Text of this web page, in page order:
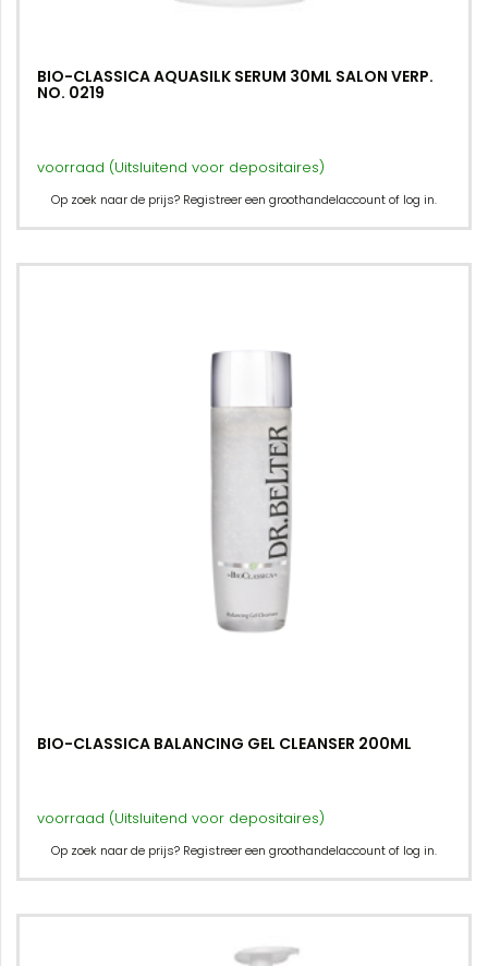
BIO-CLASSICA AQUASILK SERUM 30ML SALON VERP.
NO. 0219
voorraad (Uitsluitend voor depositaires)
Op zoek naar de prijs? Registreer een groothandelaccount of log in.
BIO-CLASSICA BALANCING GEL CLEANSER 200ML
voorraad (Uitsluitend voor depositaires)
Op zoek naar de prijs? Registreer een groothandelaccount of log in.